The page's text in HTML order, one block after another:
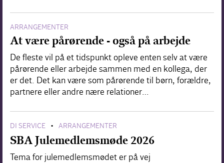
ARRANGEMENTER
At være pårørende - også på arbejde
De fleste vil på et tidspunkt opleve enten selv at være
pårørende eller arbejde sammen med en kollega, der
er det. Det kan være som pårørende til børn, forældre,
partnere eller andre nære relationer…
DI SERVICE • ARRANGEMENTER
SBA Julemedlemsmøde 2026
Tema for julemedlemsmødet er på vej